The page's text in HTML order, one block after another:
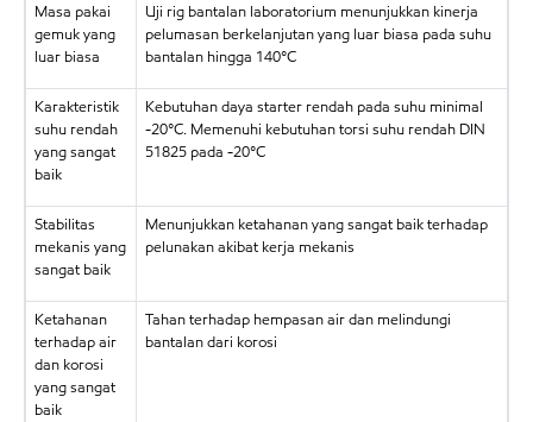
Masa pakai
gemuk yang
luar biasa
Uji rig bantalan laboratorium menunjukkan kinerja
pelumasan berkelanjutan yang luar biasa pada suhu
bantalan hingga 140°C
Karakteristik
suhu rendah
yang sangat
baik
Kebutuhan daya starter rendah pada suhu minimal
-20°C. Memenuhi kebutuhan torsi suhu rendah DIN
51825 pada -20°C
Stabilitas
mekanis yang
sangat baik
Menunjukkan ketahanan yang sangat baik terhadap
pelunakan akibat kerja mekanis
Ketahanan
terhadap air
dan korosi
yang sangat
baik
Tahan terhadap hempasan air dan melindungi
bantalan dari korosi